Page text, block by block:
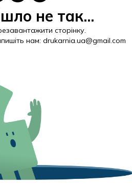
не так...
сторінку.
нам: drukarnia.ua@gmail.com